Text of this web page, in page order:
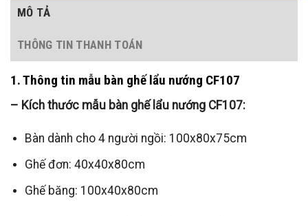
MÔ TẢ
THÔNG TIN THANH TOÁN
1. Thông tin mẫu bàn ghế lẩu nướng CF107
– Kích thước mẫu bàn ghế lẩu nướng CF107:
Bàn dành cho 4 người ngồi: 100x80x75cm
Ghế đơn: 40x40x80cm
Ghế băng: 100x40x80cm